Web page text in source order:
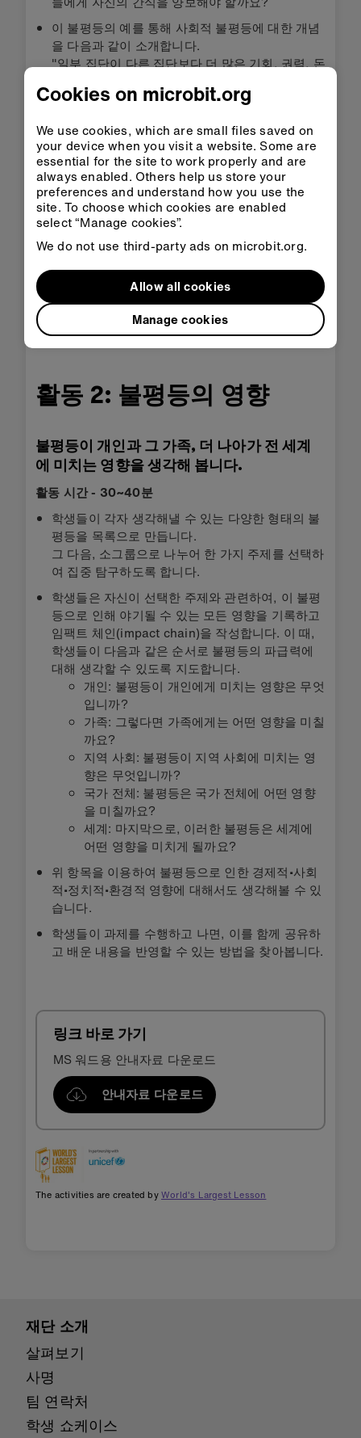
이 불평등의 예를 통해 사회적 불평등에 대한 개념
을 다음과 같이 소개합니다.
"일부 집단이 다른 집단보다 더 많은 기회, 권력, 돈
황(출처: MacMillan 사전)”.
이 정의는 ‘지속가능발전목표 10 - 불평등 감소’를 이
해하는 데 도움이 될 것입니다.
활동 2: 불평등의 영향
불평등이 개인과 그 가족, 더 나아가 전 세계
에 미치는 영향을 생각해 봅니다.
활동 시간 - 30~40분
학생들이 각자 생각해낼 수 있는 다양한 형태의 불
평등을 목록으로 만듭니다.
그 다음, 소그룹으로 나누어 한 가지 주제를 선택하
여 집중 탐구하도록 합니다.
학생들은 자신이 선택한 주제와 관련하여, 이 불평
등으로 인해 야기될 수 있는 모든 영향을 기록하고
임팩트 체인(impact chain)을 작성합니다. 이 때,
학생들이 다음과 같은 순서로 불평등의 파급력에
대해 생각할 수 있도록 지도합니다.
개인: 불평등이 개인에게 미치는 영향은 무엇
입니까?
가족: 그렇다면 가족에게는 어떤 영향을 미칠
까요?
지역 사회: 불평등이 지역 사회에 미치는 영
향은 무엇입니까?
국가 전체: 불평등은 국가 전체에 어떤 영향
을 미칠까요?
세계: 마지막으로, 이러한 불평등은 세계에
어떤 영향을 미치게 될까요?
위 항목을 이용하여 불평등으로 인한 경제적∙사회
적∙정치적∙환경적 영향에 대해서도 생각해볼 수 있
습니다.
학생들이 과제를 수행하고 나면, 이를 함께 공유하
고 배운 내용을 반영할 수 있는 방법을 찾아봅니다.
링크 바로 가기
MS 워드용 안내자료 다운로드
안내자료 다운로드
The activities are created byWorld's Largest Lesson
재단 소개
살펴보기
사명
팀 연락처
학생 쇼케이스
Cookies on microbit.org
We use cookies, which are small files saved on
your device when you visit a website. Some are
essential for the site to work properly and are
always enabled. Others help us store your
preferences and understand how you use the
site. To choose which cookies are enabled
select “Manage cookies”.
We do not use third-party ads on microbit.org.
Manage cookies
Allow all cookies